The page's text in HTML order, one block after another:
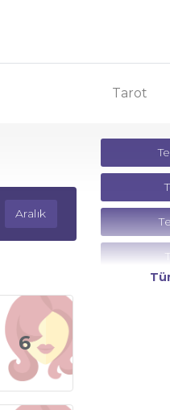
Tarot
Aralık
6